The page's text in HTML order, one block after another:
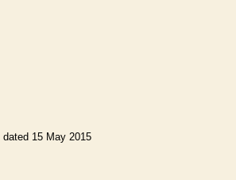
dated 15 May 2015